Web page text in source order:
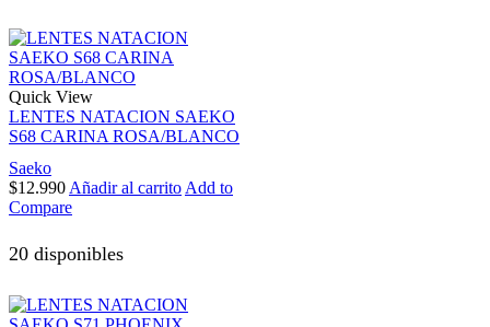
Quick View
LENTES NATACION SAEKO
S68 CARINA ROSA/BLANCO
Saeko
$12.990Añadir al carritoAdd to
Compare
20 disponibles